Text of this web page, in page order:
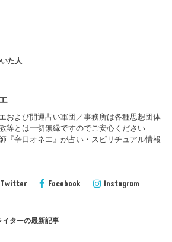
た人
および開運占い軍団／事務所は各種思想団体
等とは一切無縁ですのでご安心ください
辛口オネエ』が占い・スピリチュアル情報
Twitter Facebook Instagram
イターの最新記事